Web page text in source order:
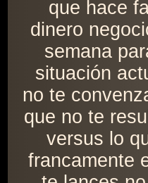
que hace
dinero
semana
situación
no te
que no te
versus lo
francamente